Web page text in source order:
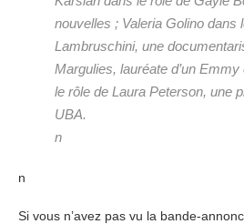
nouvelles ; Valeria Golino dans
Lambruschini, une
Margulies, lauréate d’un Emmy
le rôle de Laura Peterson, une
UBA.
n
n
Si vous n’avez pas vu la bande-